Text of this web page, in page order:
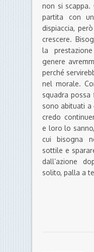
non si scappa.
partita con
dispiaccia,
crescere.
la
genere
perché
nel morale.
squadra
sono abituati a
credo
e loro lo
cui bisogna
sottile e
dall’azione
solito, palla a